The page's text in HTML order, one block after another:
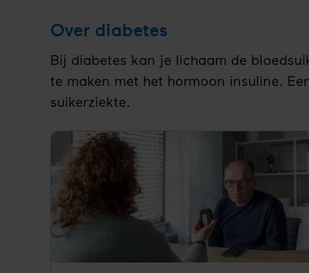
Over diabetes
Bij diabetes kan je lichaam de
te maken met het hormoon insuline.
suikerziekte.